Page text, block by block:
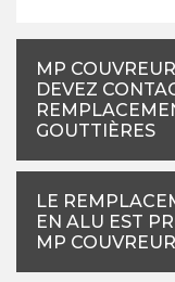
MP
DEVEZ
GOUTTIÈRES
LE
EN ALU EST
MP